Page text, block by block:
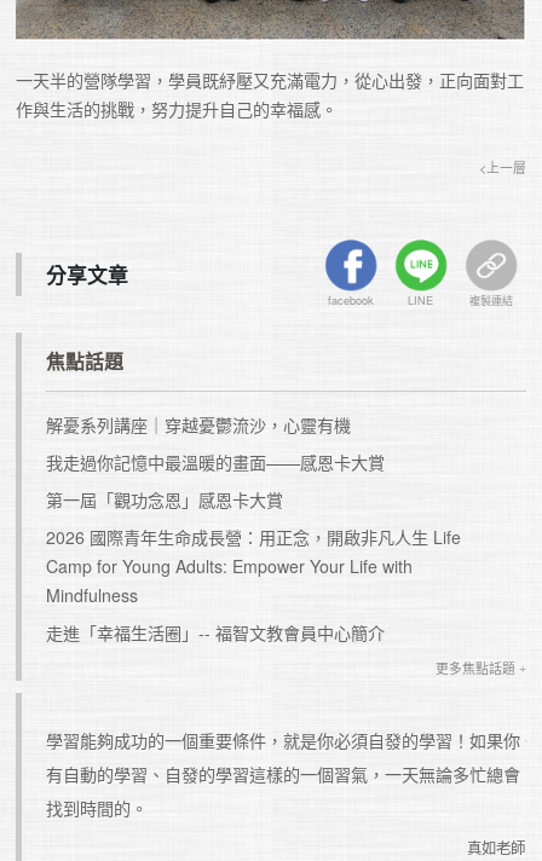
焦點話題
解憂系列講座｜穿越憂鬱流沙，心靈有機
我走過你記憶中最溫暖的畫面——感恩卡大賞
第一屆「觀功念恩」感恩卡大賞
2026 國際青年生命成長營：用正念，開啟非凡人生 Life
Camp for Young Adults: Empower Your Life with
Mindfulness
走進「幸福生活圈」-- 福智文教會員中心簡介
更多焦點話題 +
分享文章
facebook LINE 複製連結
一天半的營隊學習，學員既紓壓又充滿電力，從心出發，正向面對工
作與生活的挑戰，努力提升自己的幸福感。
<上一層
如老師
學習能夠成功的一個重要條件，就是你必須自發的學習！如果你
有自動的學習、自發的學習這樣的一個習氣，一天無論多忙總會
找到時間的。
真如老師